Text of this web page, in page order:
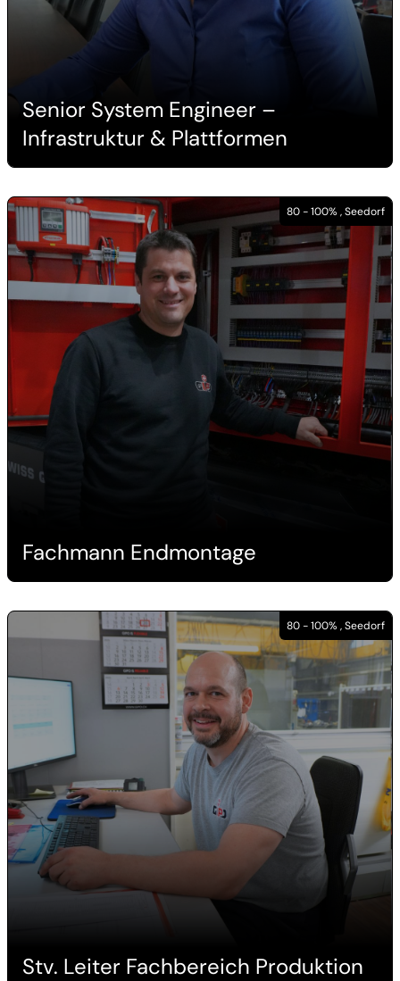
Senior System Engineer –
Infrastruktur & Plattformen
80 - 100% , Seedorf
Fachmann Endmontage
80 - 100% , Seedorf
Stv. Leiter Fachbereich Produktion